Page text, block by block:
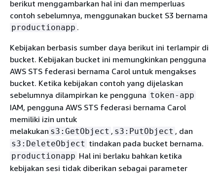
berikut menggambarkan hal ini dan memperluas
contoh sebelumnya, menggunakan bucket S3 bernama
productionapp .
Kebijakan berbasis sumber daya berikut ini terlampir di
bucket. Kebijakan bucket ini memungkinkan pengguna
AWS STS federasi bernama Carol untuk mengakses
bucket. Ketika kebijakan contoh yang dijelaskan
sebelumnya dilampirkan ke pengguna token-app
IAM, pengguna AWS STS federasi bernama Carol
memiliki izin untuk
melakukan s3:GetObject , s3:PutObject , dan
s3:DeleteObject tindakan pada bucket bernama.
productionapp Hal ini berlaku bahkan ketika
kebijakan sesi tidak diberikan sebagai parameter